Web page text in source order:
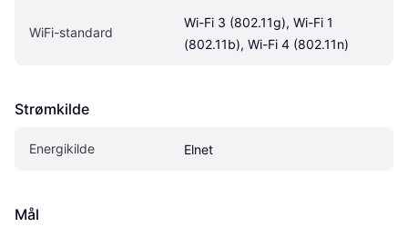
WiFi-standard
Wi-Fi 3 (802.11g), Wi-Fi 1
(802.11b), Wi-Fi 4 (802.11n)
Strømkilde
Energikilde Elnet
Mål